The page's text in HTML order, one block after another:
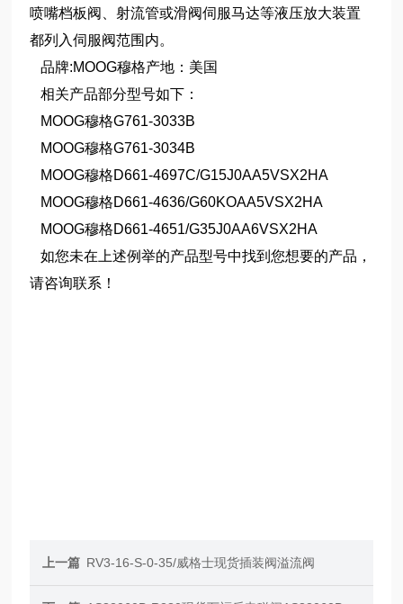
喷嘴档板阀、射流管或滑阀伺服马达等液压放大装置
都列入伺服阀范围内。
品牌:MOOG穆格产地：美国
相关产品部分型号如下：
MOOG穆格G761-3033B
MOOG穆格G761-3034B
MOOG穆格D661-4697C/G15J0AA5VSX2HA
MOOG穆格D661-4636/G60KOAA5VSX2HA
MOOG穆格D661-4651/G35J0AA6VSX2HA
如您未在上述例举的产品型号中找到您想要的产品，
请咨询联系！
上一篇 RV3-16-S-0-35/威格士现货插装阀溢流阀